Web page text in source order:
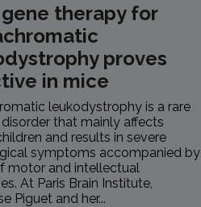
therapy for
proves
in mice
leukodystrophy is a rare
that mainly affects
and results in severe
symptoms accompanied by
motor and intellectual
At Paris Brain Institute,
Piguet and her...